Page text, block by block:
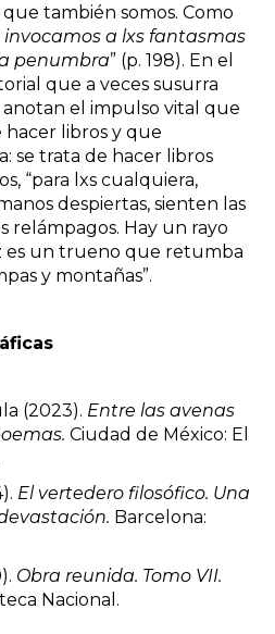
también somos. Como
invocamos a lxs fantasmas
penumbra” (p. 198). En el
que a veces susurra
el impulso vital que
hacer libros y que
se trata de hacer libros
“para lxs cualquiera,
despiertas, sienten las
relámpagos. Hay un rayo
es un trueno que retumba
y montañas”.
(2023). Entre las avenas
Ciudad de México: El
El vertedero filosófico. Una
Barcelona:
Obra reunida. Tomo VII.
Nacional.